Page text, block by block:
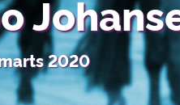
2020